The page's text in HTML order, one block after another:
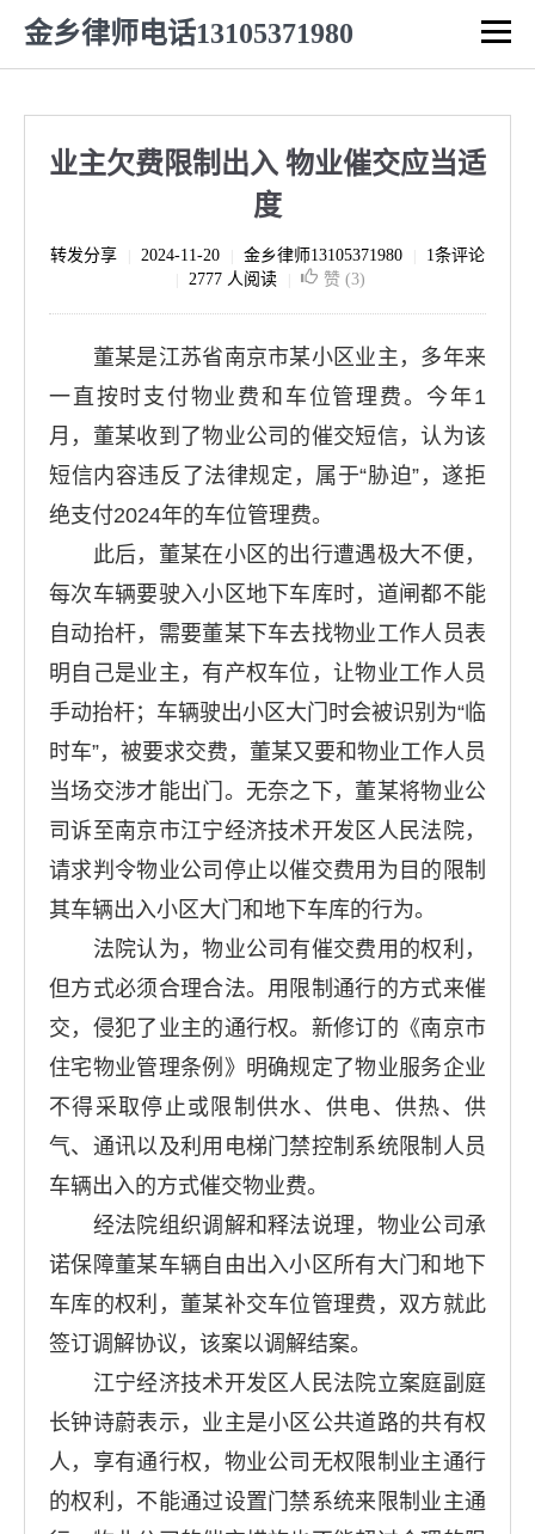
金乡律师电话13105371980
业主欠费限制出入 物业催交应当适
度
转发分享 2024-11-20 金乡律师13105371980 1条评论
2777 人阅读 赞 (3)
董某是江苏省南京市某小区业主，多年来
一直按时支付物业费和车位管理费。今年1
月，董某收到了物业公司的催交短信，认为该
短信内容违反了法律规定，属于“胁迫”，遂拒
绝支付2024年的车位管理费。
此后，董某在小区的出行遭遇极大不便，
每次车辆要驶入小区地下车库时，道闸都不能
自动抬杆，需要董某下车去找物业工作人员表
明自己是业主，有产权车位，让物业工作人员
手动抬杆；车辆驶出小区大门时会被识别为“临
时车”，被要求交费，董某又要和物业工作人员
当场交涉才能出门。无奈之下，董某将物业公
司诉至南京市江宁经济技术开发区人民法院，
请求判令物业公司停止以催交费用为目的限制
其车辆出入小区大门和地下车库的行为。
法院认为，物业公司有催交费用的权利，
但方式必须合理合法。用限制通行的方式来催
交，侵犯了业主的通行权。新修订的《南京市
住宅物业管理条例》明确规定了物业服务企业
不得采取停止或限制供水、供电、供热、供
气、通讯以及利用电梯门禁控制系统限制人员
车辆出入的方式催交物业费。
经法院组织调解和释法说理，物业公司承
诺保障董某车辆自由出入小区所有大门和地下
车库的权利，董某补交车位管理费，双方就此
签订调解协议，该案以调解结案。
江宁经济技术开发区人民法院立案庭副庭
长钟诗蔚表示，业主是小区公共道路的共有权
人，享有通行权，物业公司无权限制业主通行
的权利，不能通过设置门禁系统来限制业主通